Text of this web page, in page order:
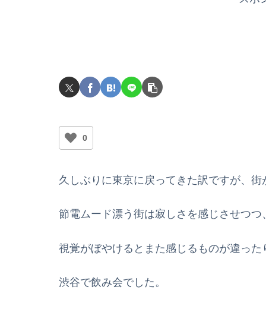
0
久しぶりに東京に戻ってきた訳ですが、街
節電ムード漂う街は寂しさを感じさせつ
視覚がぼやけるとまた感じるものが違った
渋谷で飲み会でした。